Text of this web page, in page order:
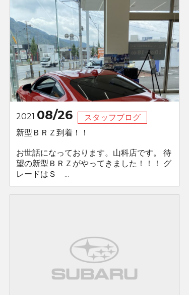
2021 08/26
スタッフブログ
新型ＢＲＺ到着！！
お世話になっております。山科店です。 待
望の新型ＢＲＺがやってきました！！！ グ
レードはＳ ...